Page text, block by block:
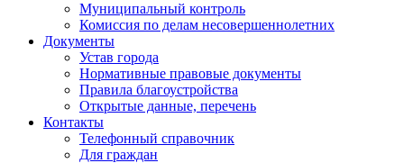
Муниципальный контроль
Комиссия по делам несовершеннолетних
Документы
Устав города
Нормативные правовые документы
Правила благоустройства
Открытые данные, перечень
Контакты
Телефонный справочник
Для граждан